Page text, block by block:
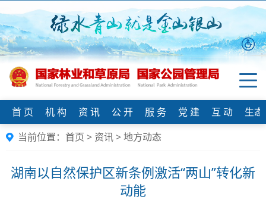
首 页 机 构 资 讯 公 开 服 务 党 建 互 动
生
当前位置： 首页 > 资讯>地方动态
湖南以自然保护区新条例激活“两山”转化新
动能